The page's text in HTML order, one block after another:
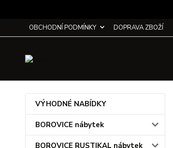
OBCHODNÍ PODMÍNKY DOPRAVA ZBOŽÍ
VÝHODNÉ NABÍDKY
BOROVICE nábytek
BOROVICE RUSTIKAL nábytek